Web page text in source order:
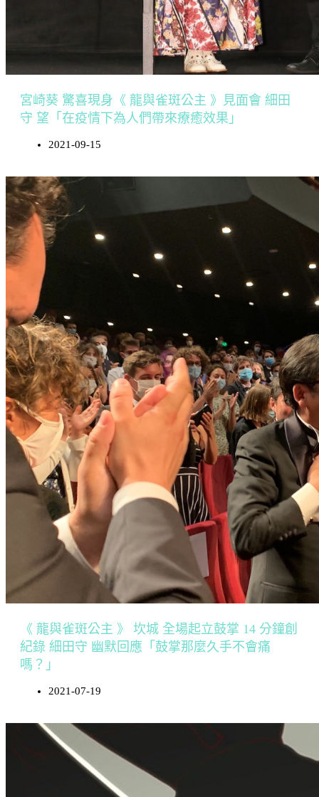
宮崎葵 驚喜現身《 龍與雀斑公主 》見面會 細田
守 望「在疫情下為人們帶來療癒效果」
2021-09-15
《 龍與雀斑公主 》 坎城 全場起立鼓掌 14 分鐘創
紀錄 細田守 幽默回應「鼓掌那麼久手不會痛
嗎？」
2021-07-19